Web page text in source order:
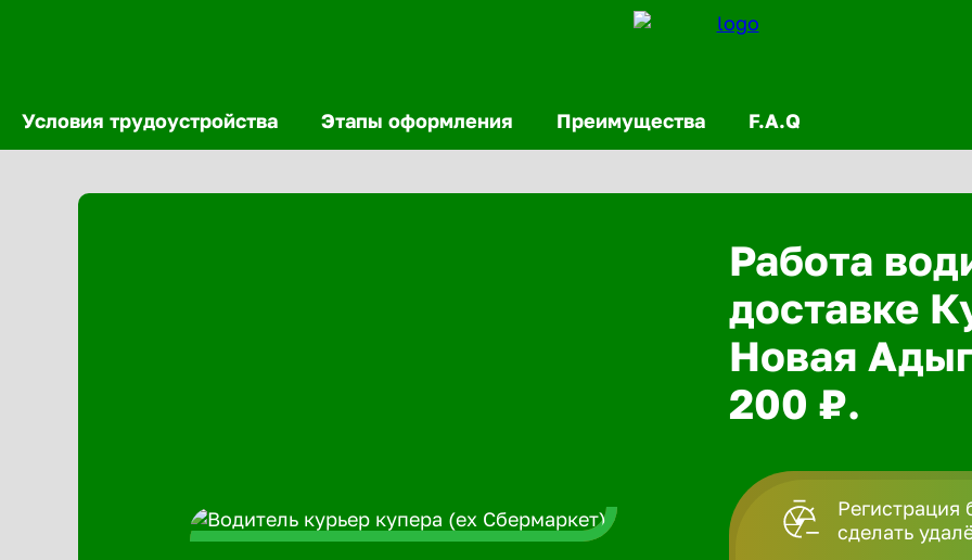
Условия трудоустройства Этапы оформления Преимущества F.A.Q
Работа
доставке
Новая
200 ₽.
Регистрация
сделать